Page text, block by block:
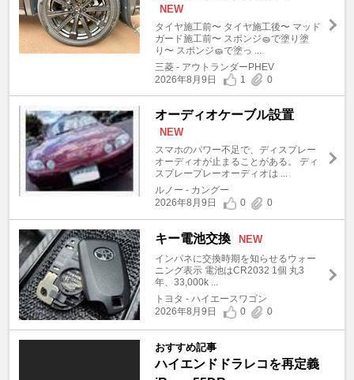
NEW
タイヤ施工前〜 タイヤ施工後〜 マッド
ガード施工前〜 スポンジ🧽で塗り塗
り〜 スポンジ🧽で塗っ ...
三菱 - アウトランダーPHEV
2026年8月9日
1 0
オーディオケーブル設置
NEW
スマホのパワー不足で、ディスプレー
オーディオが止まることがある。 ディ
スプレープレーオーディオは ...
ルノー - カングー
2026年8月9日
0 0
キー電池交換 NEW
インパネに交換時期を知らせるウォー
ニング表示 電池はCR2032 1個 丸3
年、33,000k ...
トヨタ - ハイエースワゴン
2026年8月9日
0 0
おすすめ記事
ハイエンドドラレコを再定義